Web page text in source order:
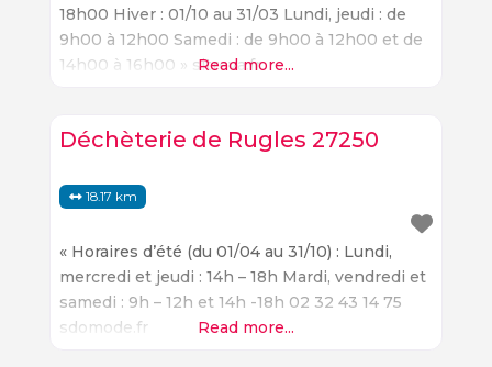
18h00 Hiver : 01/10 au 31/03 Lundi, jeudi : de
9h00 à 12h00 Samedi : de 9h00 à 12h00 et de
14h00 à 16h00 » sitreva.fr
Read more...
Déchèterie de Rugles 27250
18.17 km
« Horaires d’été (du 01/04 au 31/10) : Lundi,
mercredi et jeudi : 14h – 18h Mardi, vendredi et
samedi : 9h – 12h et 14h -18h 02 32 43 14 75
sdomode.fr
Read more...